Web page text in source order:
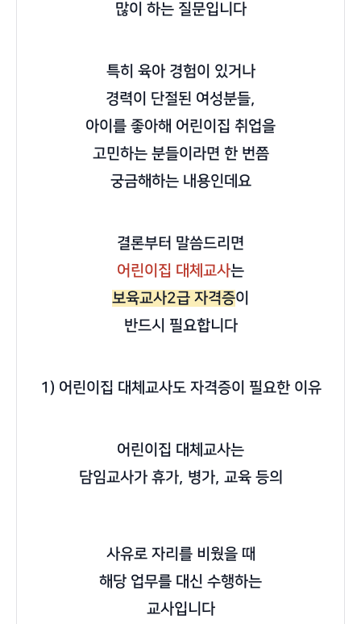
많이 하는 질문입니다
특히 육아 경험이 있거나
경력이 단절된 여성분들,
아이를 좋아해 어린이집 취업을
고민하는 분들이라면 한 번쯤
궁금해하는 내용인데요
결론부터 말씀드리면
어린이집 대체교사는
보육교사2급 자격증이
반드시 필요합니다
1) 어린이집 대체교사도 자격증이 필요한 이유
어린이집 대체교사는
담임교사가 휴가, 병가, 교육 등의
사유로 자리를 비웠을 때
해당 업무를 대신 수행하는
교사입니다